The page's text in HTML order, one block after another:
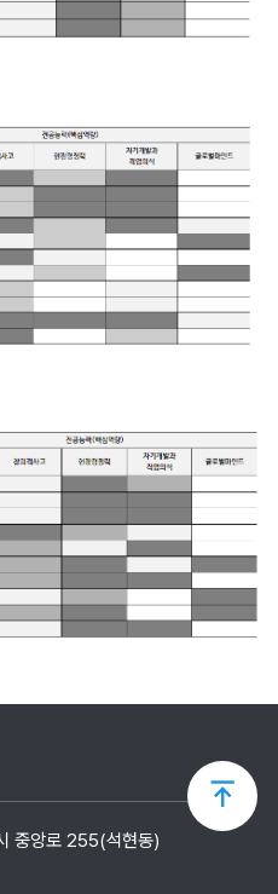
중앙로 255(석현동)
상